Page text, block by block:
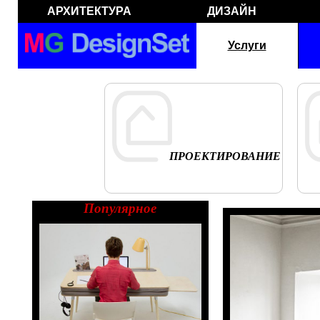
АРХИТЕКТУРА ДИЗАЙН
Услуги
ПРОЕКТИРОВАНИЕ
Популярное